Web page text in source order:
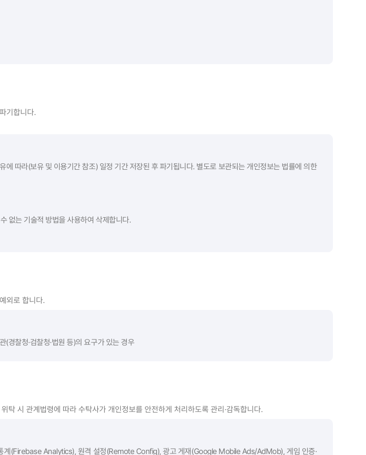
기합니다.
따라(보유 및 이용기간 참조) 일정 기간 저장된 후 파기됩니다. 별도로 보관되는 개인정보는 법률에 의한
없는 기술적 방법을 사용하여 삭제합니다.
외로 합니다.
경찰청·검찰청·법원 등)의 요구가 있는 경우
시 관계법령에 따라 수탁사가 개인정보를 안전하게 처리하도록 관리·감독합니다.
(Firebase Analytics), 원격 설정(Remote Config), 광고 게재(Google Mobile Ads/AdMob), 게임 인증·